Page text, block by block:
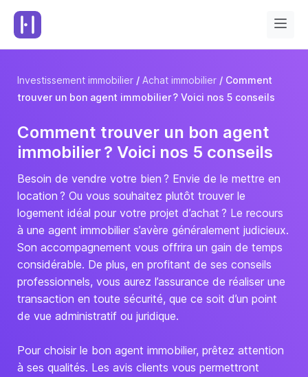
Investissement immobilier Achat immobilier
Comment
trouver un bon agent immobilier ? Voici nos 5 conseils
Comment trouver un bon agent
immobilier ? Voici nos 5 conseils
Besoin de vendre votre bien ? Envie de le mettre en
location ? Ou vous souhaitez plutôt trouver le
logement idéal pour votre projet d’achat ? Le recours
à une agent immobilier s’avère généralement judicieux.
Son accompagnement vous offrira un gain de temps
considérable. De plus, en profitant de ses conseils
professionnels, vous aurez l’assurance de réaliser une
transaction en toute sécurité, que ce soit d’un point
de vue administratif ou juridique.
Pour choisir le bon agent immobilier, prêtez attention
à ses qualités. Les avis clients vous permettront